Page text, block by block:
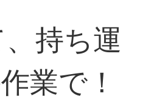
持ち運
業で！